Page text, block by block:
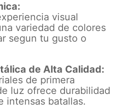
visual
variedad de colores
segun tu gusto o
de Alta Calidad:
de primera
luz ofrece durabilidad
intensas batallas.